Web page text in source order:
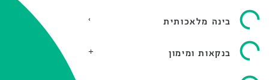
בינה מלאכותית
בנקאות ומימון